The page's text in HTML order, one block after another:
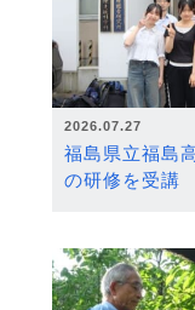
2026.07.27
福島県立福島
の研修を受講